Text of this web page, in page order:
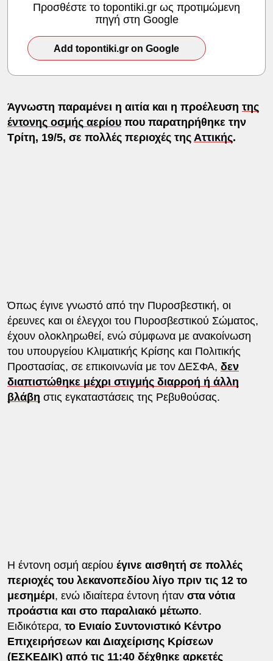
Προσθέστε το topontiki.gr ως προτιμώμενη
πηγή στη Google
Add topontiki.gr on Google
Άγνωστη παραμένει η αιτία και η προέλευση της
έντονης οσμής αερίουπου παρατηρήθηκε την
Τρίτη, 19/5, σε πολλές περιοχές της Αττικής.
Όπως έγινε γνωστό από την Πυροσβεστική, οι
έρευνες και οι έλεγχοι του Πυροσβεστικού Σώματος,
έχουν ολοκληρωθεί, ενώ σύμφωνα με ανακοίνωση
του υπουργείου Κλιματικής Κρίσης και Πολιτικής
Προστασίας, σε επικοινωνία με τον ΔΕΣΦΑ, δεν
διαπιστώθηκε μέχρι στιγμής διαρροή ή άλλη
βλάβη στις εγκαταστάσεις της Ρεβυθούσας.
Η έντονη οσμή αερίου έγινε αισθητή σε πολλές
περιοχές του λεκανοπεδίου λίγο πριν τις 12 το
μεσημέρι, ενώ ιδιαίτερα έντονη ήταν στα νότια
προάστια και στο παραλιακό μέτωπο.
Ειδικότερα, το Ενιαίο Συντονιστικό Κέντρο
Επιχειρήσεων και Διαχείρισης Κρίσεων
(ΕΣΚΕΔΙΚ) από τις 11:40 δέχθηκε αρκετές